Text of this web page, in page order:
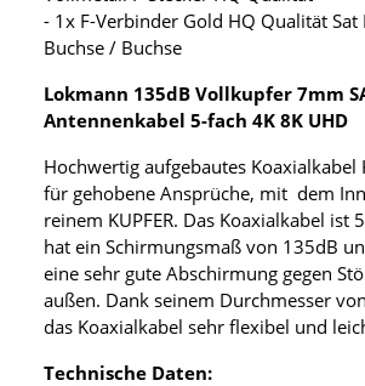
- 1x F-Verbinder Gold HQ Qualität Sat
Buchse / Buchse
Lokmann 135dB Vollkupfer 7mm
Antennenkabel 5-fach 4K 8K UHD
Hochwertig aufgebautes Koaxialkabel
für gehobene Ansprüche, mit dem
reinem KUPFER. Das Koaxialkabel ist
hat ein Schirmungsmaß von 135dB
eine sehr gute Abschirmung gegen
außen. Dank seinem Durchmesser
das Koaxialkabel sehr flexibel und
Technische Daten: